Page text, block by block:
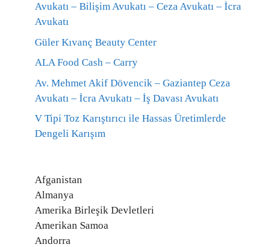
Avukatı – Bilişim Avukatı – Ceza Avukatı – İcra
Avukatı
Güler Kıvanç Beauty Center
ALA Food Cash – Carry
Av. Mehmet Akif Dövencik – Gaziantep Ceza
Avukatı – İcra Avukatı – İş Davası Avukatı
V Tipi Toz Karıştırıcı ile Hassas Üretimlerde
Dengeli Karışım
Afganistan
Almanya
Amerika Birleşik Devletleri
Amerikan Samoa
Andorra